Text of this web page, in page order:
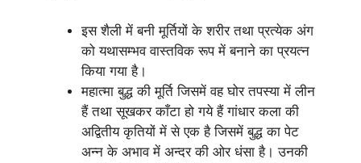
इस शैली में बनी मूर्तियों के शरीर तथा प्रत्येक अंग
को यथासम्भव वास्तविक रूप में बनाने का प्रयत्न
किया गया है।
महात्मा बुद्ध की मूर्ति जिसमें वह घोर तपस्या में लीन
हैं तथा सूखकर काँटा हो गये हैं गांधार कला की
अद्वितीय कृतियों में से एक है जिसमें बुद्ध का पेट
अन्न के अभाव में अन्दर की ओर धंसा है। उनकी